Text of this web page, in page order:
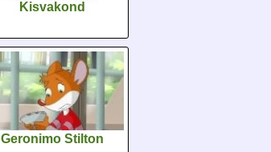
Kisvakond
Geronimo Stilton